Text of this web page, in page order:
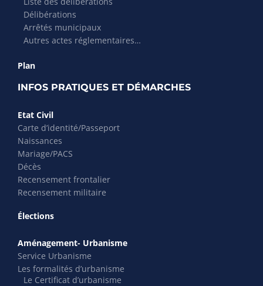
Délibérations
Arrêtés municipaux
Autres actes réglementaires…
Plan
INFOS PRATIQUES ET DÉMARCHES
Etat Civil
Carte d’identité/Passeport
Naissances
Mariage/PACS
Décès
Recensement frontalier
Recensement militaire
Élections
Aménagement- Urbanisme
Service Urbanisme
Les formalités d’urbanisme
Le Certificat d’urbanisme